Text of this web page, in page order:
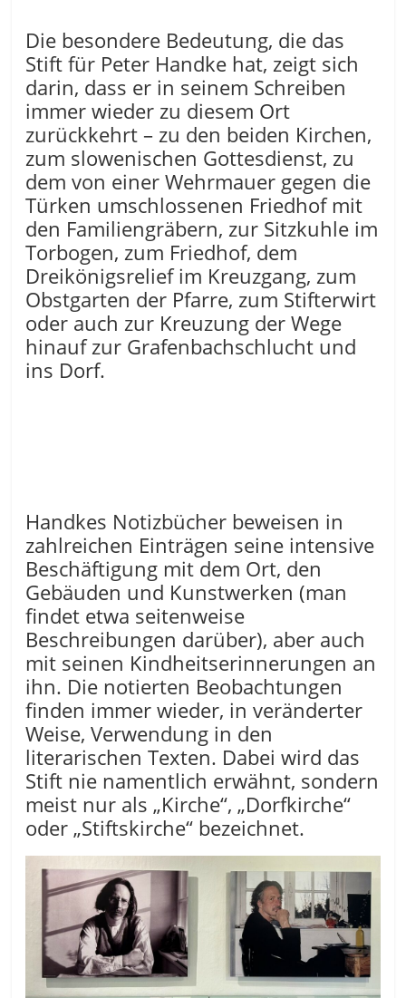
Die besondere Bedeutung, die das
Stift für Peter Handke hat, zeigt sich
darin, dass er in seinem Schreiben
immer wieder zu diesem Ort
zurückkehrt – zu den beiden Kirchen,
zum slowenischen Gottesdienst, zu
dem von einer Wehrmauer gegen die
Türken umschlossenen Friedhof mit
den Familiengräbern, zur Sitzkuhle im
Torbogen, zum Friedhof, dem
Dreikönigsrelief im Kreuzgang, zum
Obstgarten der Pfarre, zum Stifterwirt
oder auch zur Kreuzung der Wege
hinauf zur Grafenbachschlucht und
ins Dorf.
Handkes Notizbücher beweisen in
zahlreichen Einträgen seine intensive
Beschäftigung mit dem Ort, den
Gebäuden und Kunstwerken (man
findet etwa seitenweise
Beschreibungen darüber), aber auch
mit seinen Kindheitserinnerungen an
ihn. Die notierten Beobachtungen
finden immer wieder, in veränderter
Weise, Verwendung in den
literarischen Texten. Dabei wird das
Stift nie namentlich erwähnt, sondern
meist nur als „Kirche“, „Dorfkirche“
oder „Stiftskirche“ bezeichnet.